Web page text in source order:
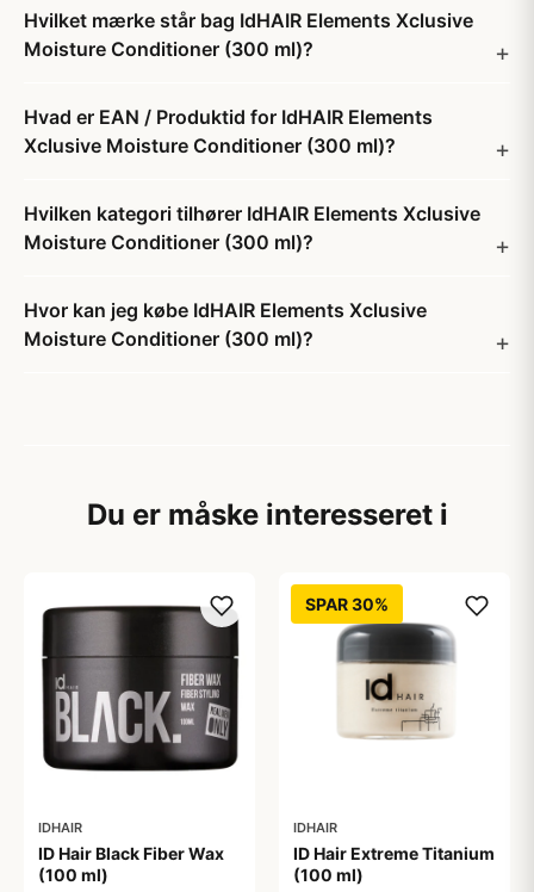
Hvilket mærke står bag IdHAIR Elements Xclusive
Moisture Conditioner (300 ml)?
Hvad er EAN / Produktid for IdHAIR Elements
Xclusive Moisture Conditioner (300 ml)?
Hvilken kategori tilhører IdHAIR Elements Xclusive
Moisture Conditioner (300 ml)?
Hvor kan jeg købe IdHAIR Elements Xclusive
Moisture Conditioner (300 ml)?
Du er måske interesseret i
IDHAIR
ID Hair Black Fiber Wax
(100 ml)
SPAR 30%
IDHAIR
ID Hair Extreme Titanium
(100 ml)